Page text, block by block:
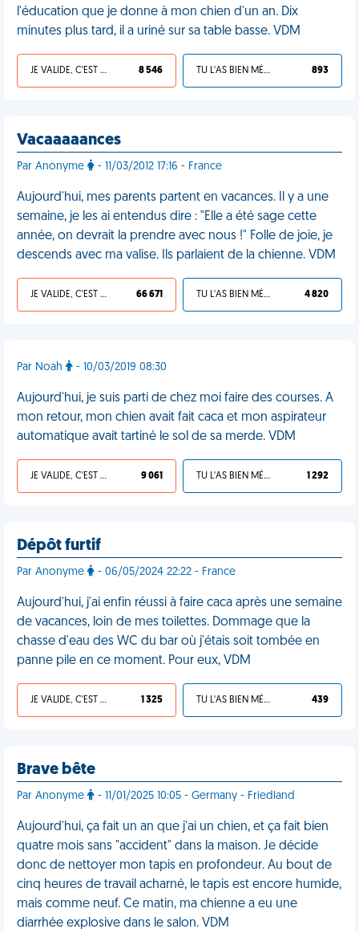
l'éducation que je donne à mon chien d'un an. Dix
minutes plus tard, il a uriné sur sa table basse. VDM
JE VALIDE, C'EST UNE VDM 8 546 TU L'AS BIEN MÉRITÉ 893
Vacaaaaances
Par Anonyme - 11/03/2012 17:16 - France
Aujourd'hui, mes parents partent en vacances. Il y a une
semaine, je les ai entendus dire : "Elle a été sage cette
année, on devrait la prendre avec nous !" Folle de joie, je
descends avec ma valise. Ils parlaient de la chienne. VDM
JE VALIDE, C'EST UNE VDM 66 671 TU L'AS BIEN MÉRITÉ 4 820
Par Noah - 10/03/2019 08:30
Aujourd'hui, je suis parti de chez moi faire des courses. A
mon retour, mon chien avait fait caca et mon aspirateur
automatique avait tartiné le sol de sa merde. VDM
JE VALIDE, C'EST UNE VDM 9 061 TU L'AS BIEN MÉRITÉ 1 292
Dépôt furtif
Par Anonyme - 06/05/2024 22:22 - France
Aujourd'hui, j'ai enfin réussi à faire caca après une semaine
de vacances, loin de mes toilettes. Dommage que la
chasse d'eau des WC du bar où j'étais soit tombée en
panne pile en ce moment. Pour eux, VDM
JE VALIDE, C'EST UNE VDM 1 325 TU L'AS BIEN MÉRITÉ 439
Brave bête
Par Anonyme - 11/01/2025 10:05 - Germany - Friedland
Aujourd'hui, ça fait un an que j'ai un chien, et ça fait bien
quatre mois sans "accident" dans la maison. Je décide
donc de nettoyer mon tapis en profondeur. Au bout de
cinq heures de travail acharné, le tapis est encore humide,
mais comme neuf. Ce matin, ma chienne a eu une
diarrhée explosive dans le salon. VDM